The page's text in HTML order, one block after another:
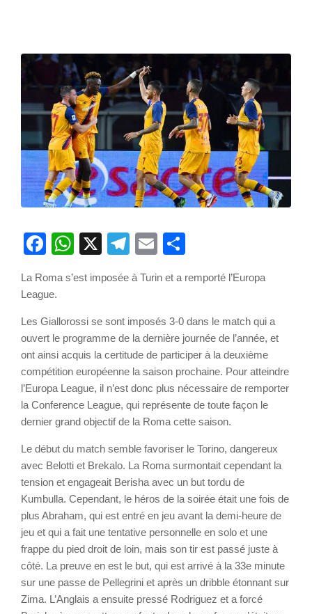
Facebook
WhatsApp
X Telegram
Email
La Roma s’est imposée à Turin et a remporté l’Europa
League.
Les Giallorossi se sont imposés 3-0 dans le match qui a
ouvert le programme de la dernière journée de l’année, et
ont ainsi acquis la certitude de participer à la deuxième
compétition européenne la saison prochaine. Pour atteindre
l’Europa League, il n’est donc plus nécessaire de remporter
la Conference League, qui représente de toute façon le
dernier grand objectif de la Roma cette saison.
Le début du match semble favoriser le Torino, dangereux
avec Belotti et Brekalo. La Roma surmontait cependant la
tension et engageait Berisha avec un but tordu de
Kumbulla. Cependant, le héros de la soirée était une fois de
plus Abraham, qui est entré en jeu avant la demi-heure de
jeu et qui a fait une tentative personnelle en solo et une
frappe du pied droit de loin, mais son tir est passé juste à
côté. La preuve en est le but, qui est arrivé à la 33e minute
sur une passe de Pellegrini et après un dribble étonnant sur
Zima. L’Anglais a ensuite pressé Rodriguez et a forcé